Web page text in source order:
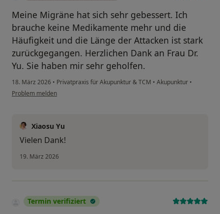
Meine Migräne hat sich sehr gebessert. Ich
brauche keine Medikamente mehr und die
Häufigkeit und die Länge der Attacken ist stark
zurückgegangen. Herzlichen Dank an Frau Dr.
Yu. Sie haben mir sehr geholfen.
18. März 2026 • Privatpraxis für Akupunktur & TCM • Akupunktur •
Problem melden
Xiaosu Yu
Vielen Dank!
19. März 2026
Termin verifiziert